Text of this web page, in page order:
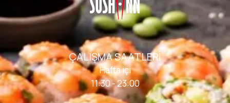
ÇALIŞMA SAATLERI
Hafta içi
11:30 - 23:00